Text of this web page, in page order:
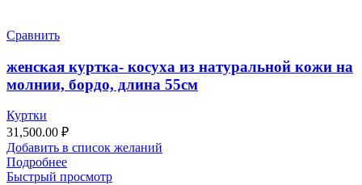
Сравнить
женская куртка- косуха из натуральной кожи на
молнии, бордо, длина 55см
Куртки
31,500.00 ₽
Добавить в список желаний
Подробнее
Быстрый просмотр